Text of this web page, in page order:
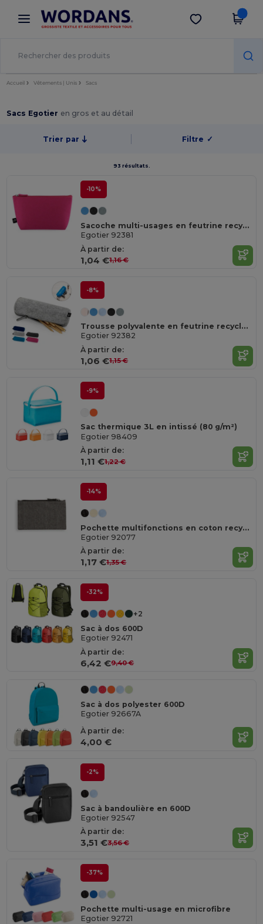
× Appli Wordans
Meilleurs prix sur l’app !
Obtenir l'appli
Accueil Vêtements | Unis Sacs
Sacs Egotier en gros et au détail
Trier par Filtre ✓
93 résultats.
-10%
Sacoche multi-usages en feutrine recyclée (100% rPET)
Egotier 92381
À partir de:
1,04 €1,16 €
-8%
Trousse polyvalente en feutrine recyclée (100% rPET)
Egotier 92382
À partir de:
1,06 €1,15 €
-9%
Sac thermique 3L en intissé (80 g/m²)
Egotier 98409
À partir de:
1,11 €1,22 €
-14%
Pochette multifonctions en coton recyclé (70%) et polyester (30% rPET) (140 g/m²) (140 g/m²)
Egotier 92077
À partir de:
1,17 €1,35 €
-32%
+2
Sac à dos 600D
Egotier 92471
À partir de:
6,42 €9,40 €
Sac à dos polyester 600D
Egotier 92667A
À partir de:
4,00 €
-2%
Sac à bandoulière en 600D
Egotier 92547
À partir de:
3,51 €3,56 €
-37%
Pochette multi-usage en microfibre
Egotier 92721